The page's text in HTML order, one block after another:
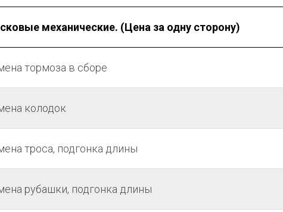
механические. (Цена за одну сторону)
тормоза в сборе
колодок
троса, подгонка длины
рубашки, подгонка длины